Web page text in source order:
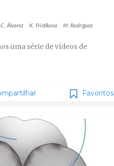
C. Álvarez K. Fristikova
M. Rodríguez
uma série de vídeos de
Favoritos